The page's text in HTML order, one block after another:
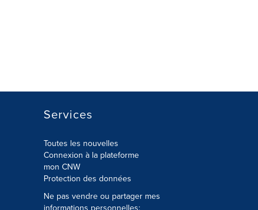
Services
Toutes les nouvelles
Connexion à la plateforme
mon CNW
Protection des données
Ne pas vendre ou partager mes
informations personnelles: